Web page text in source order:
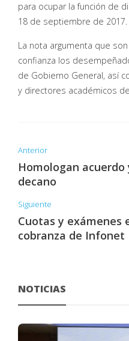
para ocupar la función de
18 de septiembre de 2017.
La nota argumenta que
confianza los
de Gobierno General, así
y directores académicos
Anterior
Homologan
decano
Siguiente
Cuotas y exámenes
cobranza de Infonet
NOTICIAS